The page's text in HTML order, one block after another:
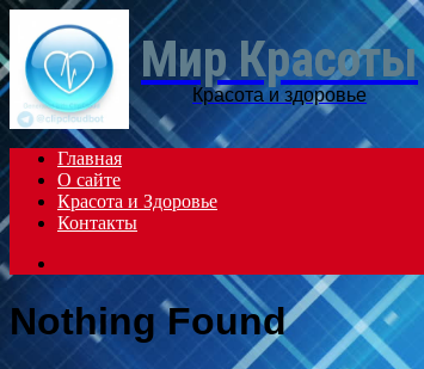
Мир Красоты
Красота и здоровье
Главная
О сайте
Красота и Здоровье
Контакты
for
Nothing Found